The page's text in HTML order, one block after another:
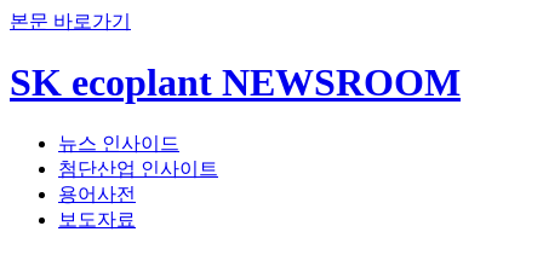
본문 바로가기
SK ecoplant NEWSROOM
뉴스 인사이드
첨단산업 인사이트
용어사전
보도자료